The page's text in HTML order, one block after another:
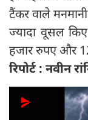
टैंकर वाले
ज्‍यादा वूसल
हजार रुपए और
रिपोर्ट : नवीन